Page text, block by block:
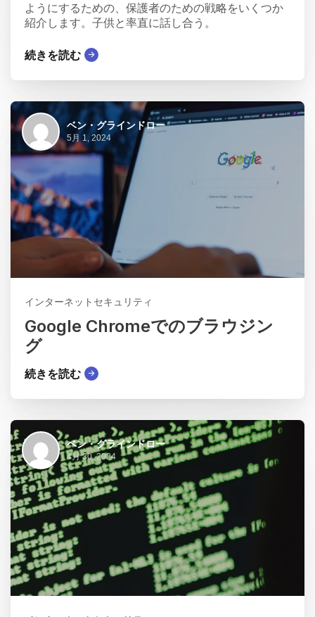
ようにするための、保護者のための戦略をいくつか
紹介します。子供と率直に話し合う。
続きを読む
ベン・グラインドロー
5月 1, 2024
インターネットセキュリティ
Google Chromeでのブラウジン
グ
続きを読む
ベン・グラインドロー
4月 30, 2024